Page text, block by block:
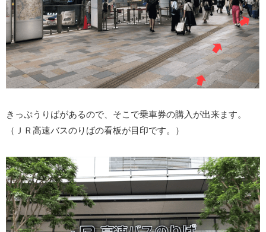
きっぷうりばがあるので、そこで乗車券の購入が出来ます。
（ＪＲ高速バスのりばの看板が目印です。）